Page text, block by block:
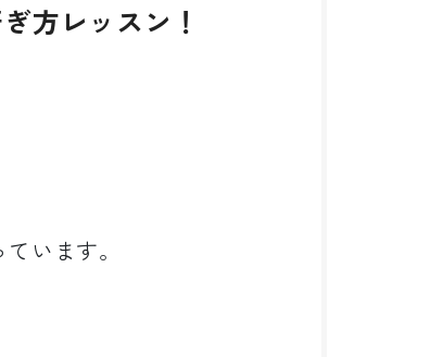
方レッスン！
います。